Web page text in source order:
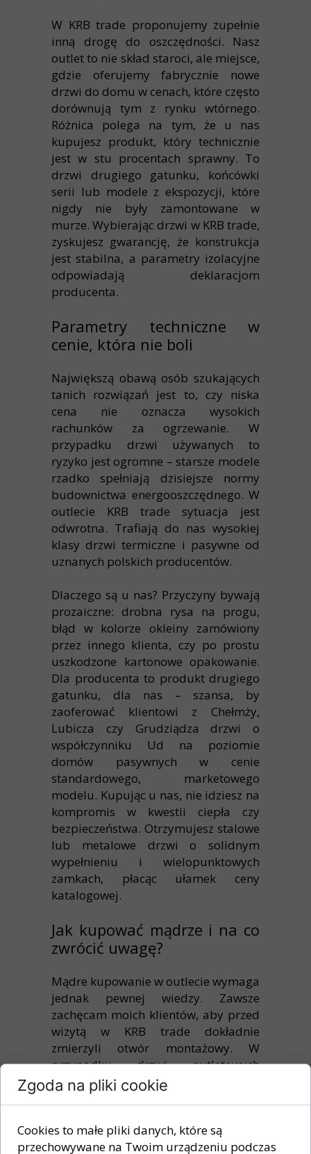
W KRB trade proponujemy zupełnie
inną drogę do oszczędności. Nasz
outlet to nie skład staroci, ale miejsce,
gdzie oferujemy fabrycznie nowe
drzwi do domu w cenach, które często
dorównują tym z rynku wtórnego.
Różnica polega na tym, że u nas
kupujesz produkt, który technicznie
jest w stu procentach sprawny. To
drzwi drugiego gatunku, końcówki
serii lub modele z ekspozycji, które
nigdy nie były zamontowane w
murze. Wybierając drzwi w KRB trade,
zyskujesz gwarancję, że konstrukcja
jest stabilna, a parametry izolacyjne
odpowiadają deklaracjom
producenta.
Parametry techniczne w
cenie, która nie boli
Największą obawą osób szukających
tanich rozwiązań jest to, czy niska
cena nie oznacza wysokich
rachunków za ogrzewanie. W
przypadku drzwi używanych to
ryzyko jest ogromne – starsze modele
rzadko spełniają dzisiejsze normy
budownictwa energooszczędnego. W
outlecie KRB trade sytuacja jest
odwrotna. Trafiają do nas wysokiej
klasy drzwi termiczne i pasywne od
uznanych polskich producentów.
Dlaczego są u nas? Przyczyny bywają
prozaiczne: drobna rysa na progu,
błąd w kolorze okleiny zamówiony
przez innego klienta, czy po prostu
uszkodzone kartonowe opakowanie.
Dla producenta to produkt drugiego
gatunku, dla nas – szansa, by
zaoferować klientowi z Chełmży,
Lubicza czy Grudziądza drzwi o
współczynniku Ud na poziomie
domów pasywnych w cenie
standardowego, marketowego
modelu. Kupując u nas, nie idziesz na
kompromis w kwestii ciepła czy
bezpieczeństwa. Otrzymujesz stalowe
lub metalowe drzwi o solidnym
wypełnieniu i wielopunktowych
zamkach, płacąc ułamek ceny
katalogowej.
Jak kupować mądrze i na co
zwrócić uwagę?
Mądre kupowanie w outlecie wymaga
jednak pewnej wiedzy. Zawsze
zachęcam moich klientów, aby przed
wizytą w KRB trade dokładnie
zmierzyli otwór montażowy. W
przypadku drzwi outletowych
dostępność rozmiarów jest
ograniczona do tego, co aktualnie
otwór jest standardowy, szansa na
znalezienie perełki w kolorze
Zgoda na pliki cookie
Cookies to małe pliki danych, które są
przechowywane na Twoim urządzeniu podczas